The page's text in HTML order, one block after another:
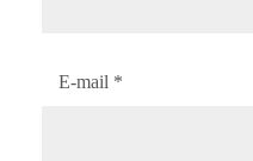
E-mail *